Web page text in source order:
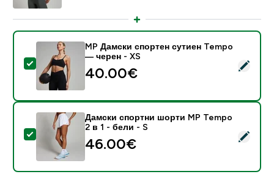
Select this product - MP Дамски спортен сутиен
MP Дамски спортен сутиен Tempo
— черен - XS
40.00€‎
Select this product - Дамски спортни шорти MP
Дамски спортни шорти MP Tempo
2 в 1 - бели - S
46.00€‎